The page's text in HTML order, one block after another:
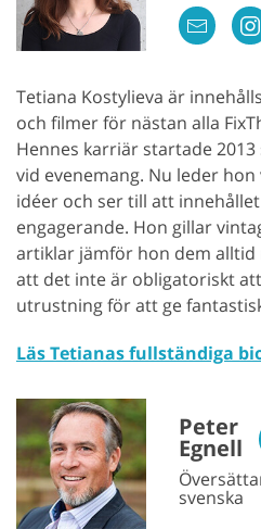
Tetiana Kostylieva är
och filmer för nästan alla
Hennes karriär startade
vid evenemang. Nu leder
idéer och ser till att
engagerande. Hon gillar
artiklar jämför hon dem
att det inte är obligatoriskt
utrustning för att ge
Läs Tetianas fullständiga
Peter
Egnell
svenska